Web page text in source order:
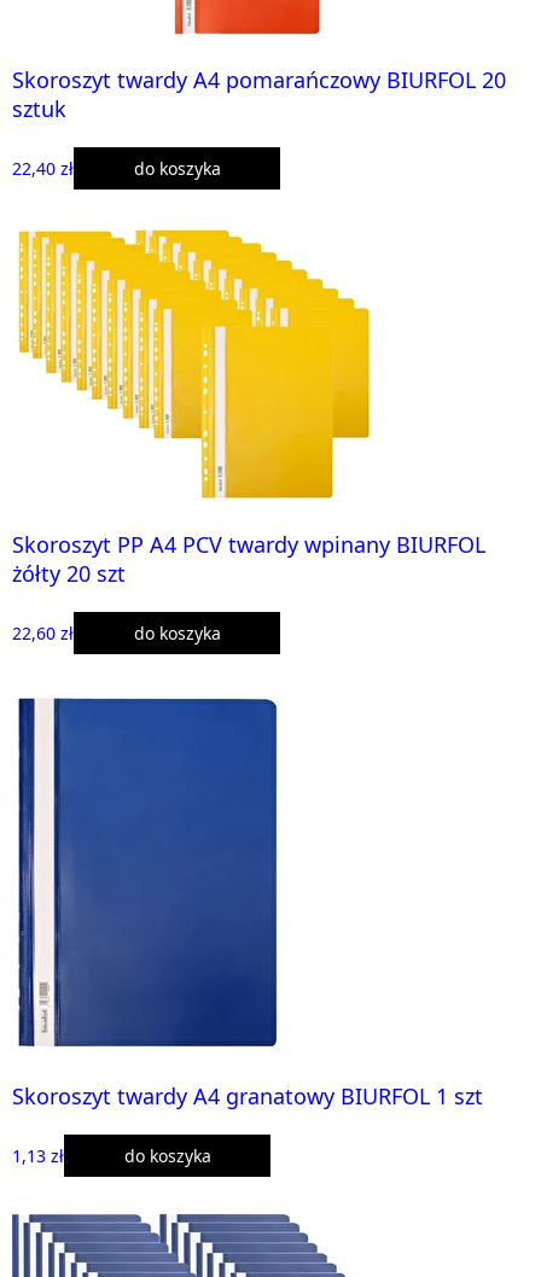
Skoroszyt twardy A4 pomarańczowy BIURFOL 20
sztuk
22,40 zł do koszyka
Skoroszyt PP A4 PCV twardy wpinany BIURFOL
żółty 20 szt
22,60 zł do koszyka
Skoroszyt twardy A4 granatowy BIURFOL 1 szt
1,13 zł do koszyka